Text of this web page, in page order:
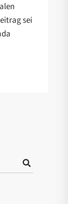
sei